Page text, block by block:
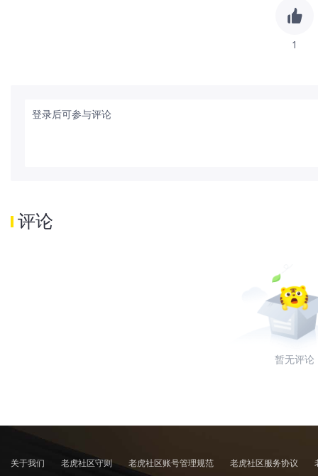
1
登录后可参与评论
评论
暂无评论
关于我们 老虎社区守则 老虎社区账号管理规范 老虎社区服务协议